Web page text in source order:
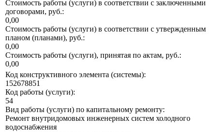
Стоимость работы (услуги) в соответствии с заключенными
договорами, руб.:
0,00
Стоимость работы (услуги) в соответствии с утвержденным
планом (планами), руб.:
0,00
Стоимость работы (услуги), принятая по актам, руб.:
0,00
Код конструктивного элемента (системы):
152678851
Код работы (услуги):
54
Вид работы (услуги) по капитальному ремонту:
Ремонт внутридомовых инженерных систем холодного
водоснабжения